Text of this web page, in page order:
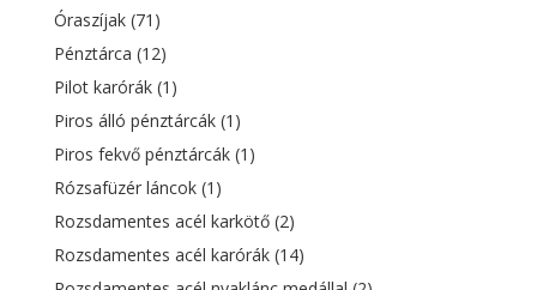
Óraszíjak (71)
Pénztárca (12)
Pilot karórák (1)
Piros álló pénztárcák (1)
Piros fekvő pénztárcák (1)
Rózsafüzér láncok (1)
Rozsdamentes acél karkötő (2)
Rozsdamentes acél karórák (14)